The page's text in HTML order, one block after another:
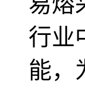
行业
能，